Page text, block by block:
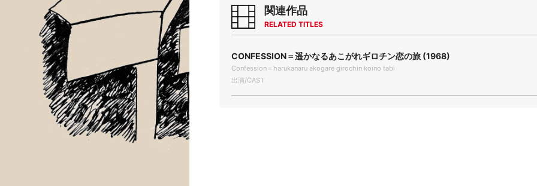
関連作品
RELATED TITLES
CONFESSION＝遥かなるあこがれギロチン恋の旅 (1968)
Confession＝harukanaru akogare girochin koino tabi
出演/CAST